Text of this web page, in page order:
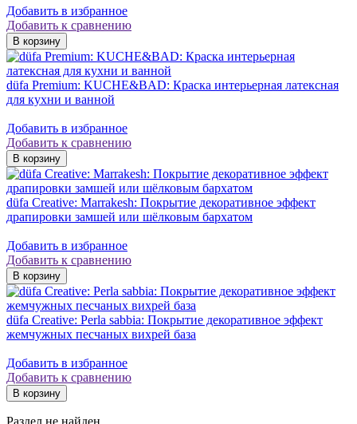
Добавить в избранное
Добавить к сравнению
düfa Premium: KUCHE&BAD: Краска интерьерная латексная
для кухни и ванной
Добавить в избранное
Добавить к сравнению
düfa Creative: Marrakesh: Покрытие декоративное эффект
драпировки замшей или шёлковым бархатом
Добавить в избранное
Добавить к сравнению
düfa Creative: Perla sabbia: Покрытие декоративное эффект
жемчужных песчаных вихрей база
Добавить в избранное
Добавить к сравнению
Раздел не найден